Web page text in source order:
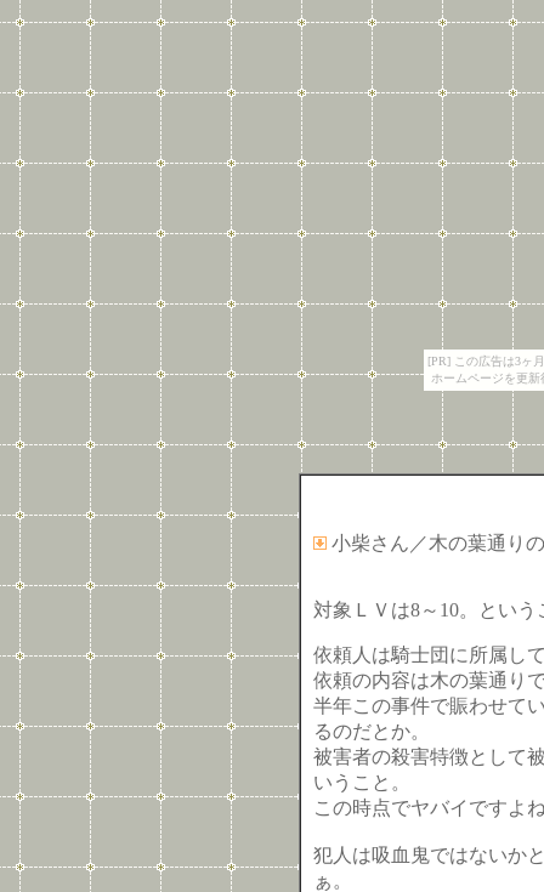
[PR] この広告は3ヶ
ホームページを更
小柴さん／木の葉通り
対象ＬＶは8～10。とい
依頼人は騎士団に所属し
依頼の内容は木の葉通り
半年この事件で賑わせて
るのだとか。
被害者の殺害特徴として
いうこと。
この時点でヤバイですよ
犯人は吸血鬼ではないか
ぁ。